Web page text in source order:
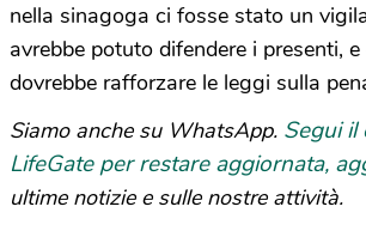
nella sinagoga ci fosse stato un
avrebbe potuto difendere i presenti,
dovrebbe rafforzare le leggi sulla
Siamo anche su WhatsApp. Segui il
LifeGate per restare aggiornata,
ultime notizie e sulle nostre attività.